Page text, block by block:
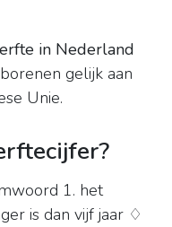
in Nederland
gelijk aan
Unie.
1. het
is dan vijf jaar ♢